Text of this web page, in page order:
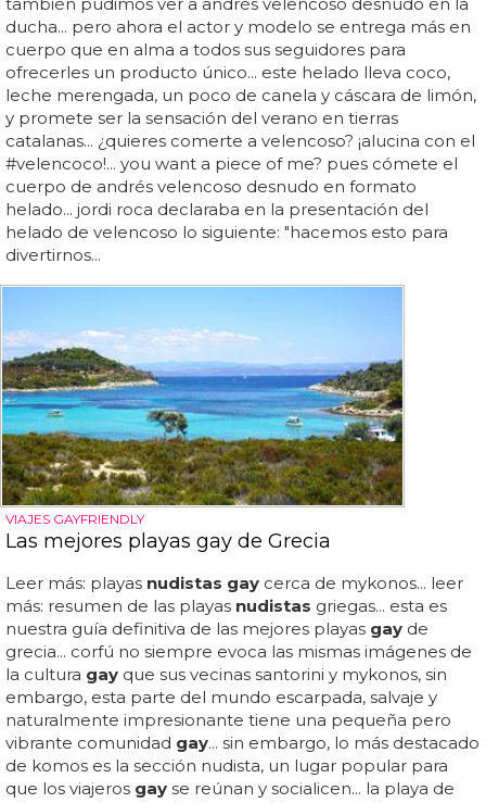
ducha... pero ahora el actor y modelo se entrega más en
cuerpo que en alma a todos sus seguidores para
ofrecerles un producto único... este helado lleva coco,
leche merengada, un poco de canela y cáscara de limón,
y promete ser la sensación del verano en tierras
catalanas... ¿quieres comerte a velencoso? ¡alucina con el
#velencoco!... you want a piece of me? pues cómete el
cuerpo de andrés velencoso desnudo en formato
helado... jordi roca declaraba en la presentación del
helado de velencoso lo siguiente: "hacemos esto para
divertirnos...
VIAJES GAYFRIENDLY
Las mejores playas gay de Grecia
Leer más: playas nudistas gay cerca de mykonos... leer
más: resumen de las playas nudistas griegas... esta es
nuestra guía definitiva de las mejores playas gay de
grecia... corfú no siempre evoca las mismas imágenes de
la cultura gay que sus vecinas santorini y mykonos, sin
embargo, esta parte del mundo escarpada, salvaje y
naturalmente impresionante tiene una pequeña pero
vibrante comunidad gay... sin embargo, lo más destacado
de komos es la sección nudista, un lugar popular para
que los viajeros gay se reúnan y socialicen... la playa de